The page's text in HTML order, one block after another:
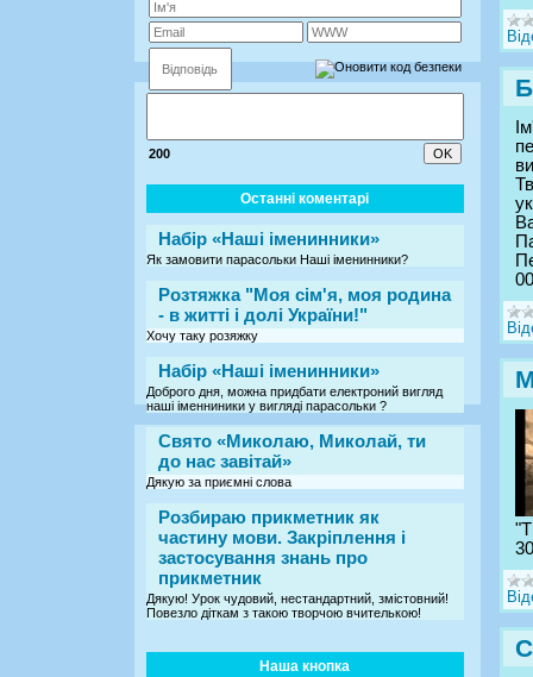
200
Останні коментарі
Набір «Наші іменинники»
Як замовити парасольки Наші іменинники?
Розтяжка "Моя сім'я, моя родина
- в житті і долі України!"
Хочу таку розяжку
Набір «Наші іменинники»
Доброго дня, можна придбати електроний вигляд
наші іменниники у вигляді парасольки ?
Свято «Миколаю, Миколай, ти
до нас завітай»
Дякую за приємні слова
Розбираю прикметник як
частину мови. Закріплення і
застосування знань про
прикметник
Дякую! Урок чудовий, нестандартний, змістовний!
Повезло діткам з такою творчою вчителькою!
Наша кнопка